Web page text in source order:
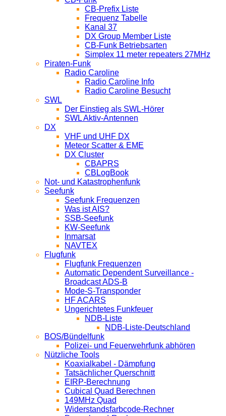
CB-Prefix Liste
Frequenz Tabelle
Kanal 37
DX Group Member Liste
CB-Funk Betriebsarten
Simplex 11 meter repeaters 27MHz
Piraten-Funk
Radio Caroline
Radio Caroline Info
Radio Caroline Besucht
SWL
Der Einstieg als SWL-Hörer
SWL Aktiv-Antennen
DX
VHF und UHF DX
Meteor Scatter & EME
DX Cluster
CBAPRS
CBLogBook
Not- und Katastrophenfunk
Seefunk
Seefunk Frequenzen
Was ist AIS?
SSB-Seefunk
KW-Seefunk
In­mar­sat
NAV­TEX
Flugfunk
Flugfunk Frequenzen
Automatic Dependent Surveillance -
Broadcast ADS-B
Mode-S-Transponder
HF ACARS
Ungerichtetes Funkfeuer
NDB-Liste
NDB-Liste-Deutschland
BOS/Bündelfunk
Polizei- und Feuerwehrfunk abhören
Nützliche Tools
Koaxialkabel - Dämpfung
Tatsächlicher Querschnitt
EIRP-Berechnung
Cubical Quad Berechnen
149MHz Quad
Widerstandsfarbcode-Rechner